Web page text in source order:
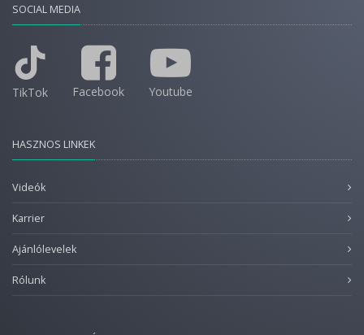
SOCIAL MEDIA
TikTok Facebook Youtube
HASZNOS LINKEK
Videók
Karrier
Ajánlólevelek
Rólunk